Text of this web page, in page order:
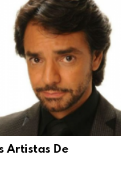
Artistas De